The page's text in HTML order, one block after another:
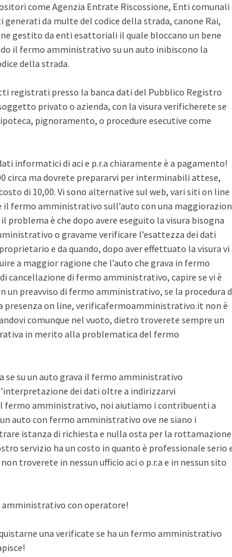
come Agenzia Entrate Riscossione, Enti comunali
da multe del codice della strada, canone Rai,
gestito da enti esattoriali il quale bloccano un bene
il fermo amministrativo su un auto inibiscono la
della strada.
registrati presso la banca dati del Pubblico Registro
privato o azienda, con la visura verificherete se
pignoramento, o procedure esecutive come
informatici di aci e p.r.a chiaramente è a pagamento!
circa ma dovrete prepararvi per interminabili attese,
di 10,00. Vi sono alternative sul web, vari siti on line
fermo amministrativo sull’auto con una
è che dopo avere eseguito la visura bisogna
o gravame verificare l’esattezza dei dati
e da quando, dopo aver effettuato la visura vi
a maggior ragione che l’auto che grava in fermo
cancellazione di fermo amministrativo, capire se vi è
preavviso di fermo amministrativo, se la procedura
on line, verificafermoamministrativo.it non è
comunque nel vuoto, dietro troverete sempre un
in merito alla problematica del fermo
se su un auto grava il fermo amministrativo
dei dati oltre a indirizzarvi
fermo amministrativo, noi aiutiamo i contribuenti a
auto con fermo amministrativo ove ne siano i
istanza di richiesta e nulla osta per la rottamazione
servizio ha un costo in quanto è professionale serio
troverete in nessun ufficio aci o p.r.a e in nessun sito
amministrativo con operatore!
una verificate se ha un fermo amministrativo